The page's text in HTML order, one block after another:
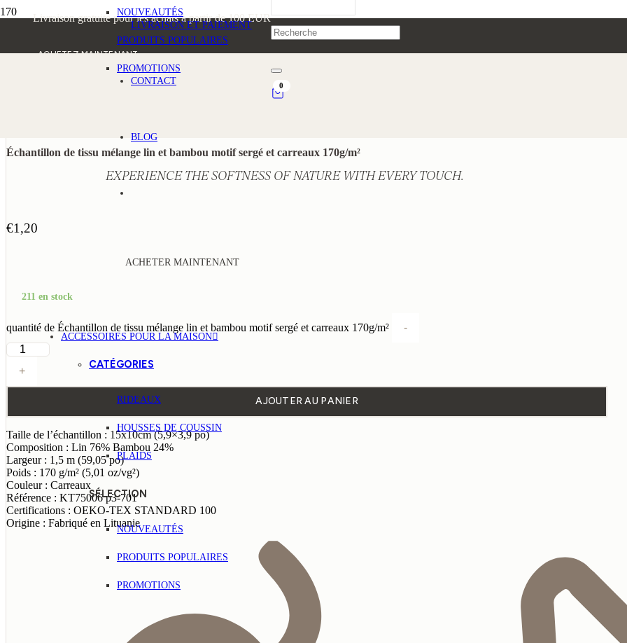
Livraison gratuite pour les achats à partir de 100 EUR
ACHETEZ MAINTENANT
0
LIVRAISON ET PAIEMENT
CONTACT
BLOG
NOUVEAUTÉS
PRODUITS POPULAIRES
PROMOTIONS
EXPERIENCE THE SOFTNESS OF NATURE WITH EVERY TOUCH.
ACHETER MAINTENANT
ACCESSOIRES POUR LA MAISON
CATÉGORIES
RIDEAUX
HOUSSES DE COUSSIN
PLAIDS
SÉLECTION
NOUVEAUTÉS
PRODUITS POPULAIRES
PROMOTIONS
Échantillon de tissu mélange lin et bambou motif sergé et carreaux 170g/m²
€1,20
211 en stock
quantité de Échantillon de tissu mélange lin et bambou motif sergé et carreaux 170g/m² -
+
AJOUTER AU PANIER
Taille de l’échantillon : 15x10cm (5,9×3,9 po)
Composition : Lin 76% Bambou 24%
Largeur : 1,5 m (59,05 po)
Poids : 170 g/m² (5,01 oz/vg²)
Couleur : Carreaux
Référence : KT75006 p3-701
Certifications : OEKO-TEX STANDARD 100
Origine : Fabriqué en Lituanie